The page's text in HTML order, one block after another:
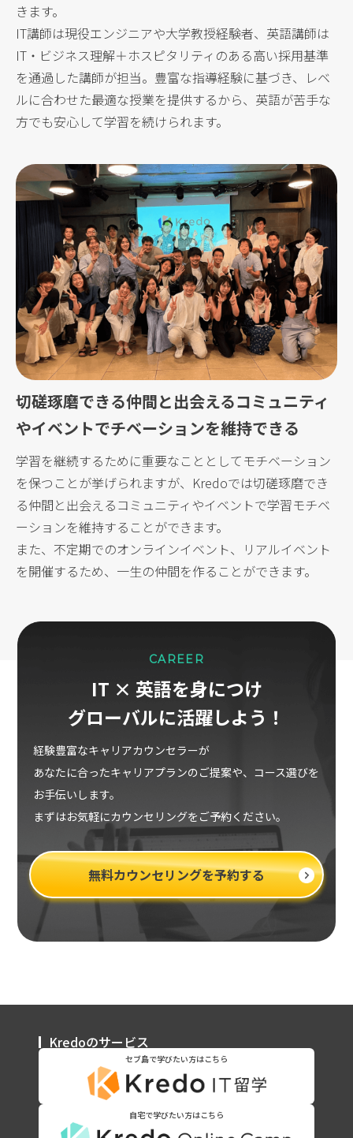
きます。
IT講師は現役エンジニアや大学教授経験者、英語講師は
IT・ビジネス理解＋ホスピタリティのある高い採用基準
を通過した講師が担当。豊富な指導経験に基づき、レベ
ルに合わせた最適な授業を提供するから、英語が苦手な
方でも安心して学習を続けられます。
切磋琢磨できる仲間と出会えるコミュニティ
やイベントでチベーションを維持できる
学習を継続するために重要なこととしてモチベーション
を保つことが挙げられますが、Kredoでは切磋琢磨でき
る仲間と出会えるコミュニティやイベントで学習モチベ
ーションを維持することができます。
また、不定期でのオンラインイベント、リアルイベント
を開催するため、一生の仲間を作ることができます。
CAREER
IT × 英語を身につけ
グローバルに活躍しよう！
経験豊富なキャリアカウンセラーが
あなたに合ったキャリアプランのご提案や、コース選びを
お手伝いします。
まずはお気軽にカウンセリングをご予約ください。
無料カウンセリングを予約する
Kredoのサービス
セブ島で学びたい方はこちら
自宅で学びたい方はこちら